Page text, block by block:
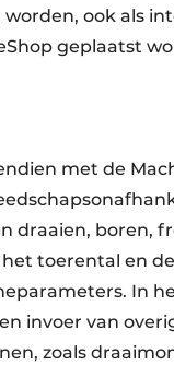
ook als
geplaatst
met de
draaien, boren,
toerental en
In
invoer van
zoals